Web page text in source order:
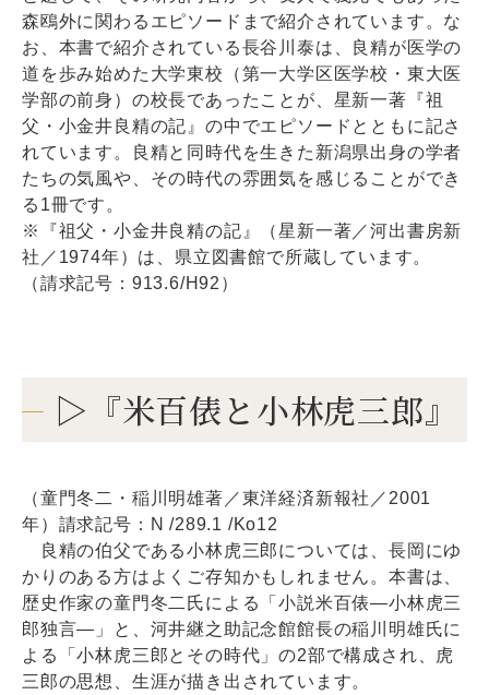
森鴎外に関わるエピソードまで紹介されています。な
お、本書で紹介されている長谷川泰は、良精が医学の
道を歩み始めた大学東校（第一大学区医学校・東大医
学部の前身）の校長であったことが、星新一著『祖
父・小金井良精の記』の中でエピソードとともに記さ
れています。良精と同時代を生きた新潟県出身の学者
たちの気風や、その時代の雰囲気を感じることができ
る1冊です。
※『祖父・小金井良精の記』（星新一著／河出書房新
社／1974年）は、県立図書館で所蔵しています。
（請求記号：913.6/H92）
▷『米百俵と小林虎三郎』
（童門冬二・稲川明雄著／東洋経済新報社／2001
年）請求記号：N /289.1 /Ko12
良精の伯父である小林虎三郎については、長岡にゆ
かりのある方はよくご存知かもしれません。本書は、
歴史作家の童門冬二氏による「小説米百俵―小林虎三
郎独言―」と、河井継之助記念館館長の稲川明雄氏に
よる「小林虎三郎とその時代」の2部で構成され、虎
三郎の思想、生涯が描き出されています。